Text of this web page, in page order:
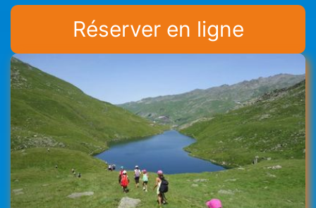
Menuires
-
Val
Thorens
Réserver en ligne